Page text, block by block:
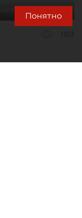
Ваганов Антон / "ДП"
1103
Понятно